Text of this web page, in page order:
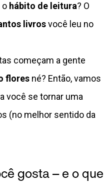
o hábito de leitura? O
livrosvocê leu no
começam a gente
flores né? Então, vamos
você se tornar uma
(no melhor sentido da
gosta – e o que